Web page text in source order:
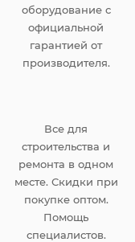
оборудование с
официальной
гарантией от
производителя.
Все для
строительства и
ремонта в одном
месте. Скидки при
покупке оптом.
Помощь
специалистов.